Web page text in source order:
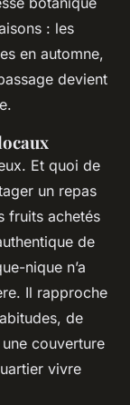
: les
en automne,
devient
Et quoi de
un repas
fruits achetés
de
nique n’a
Il rapproche
de
couverture
vivre